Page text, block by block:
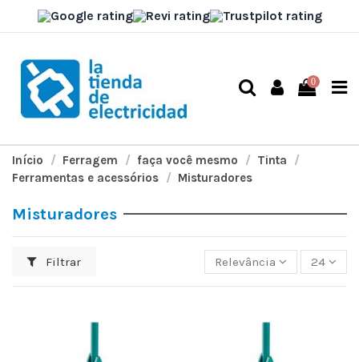
0
Início Ferragem faça você mesmo
Tinta
Ferramentas e acessórios
Misturadores
Misturadores
Filtrar Relevância 24